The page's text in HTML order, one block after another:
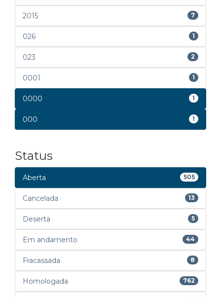
2015 7
026 1
023 2
0001 1
0000 1
000 1
Status
Aberta 505
Cancelada 13
Deserta 5
Em andamento 44
Fracassada 8
Homologada 762